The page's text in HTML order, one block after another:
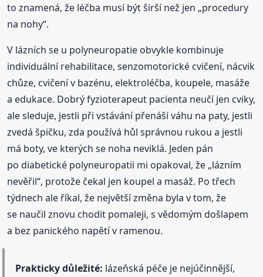
to znamená, že léčba musí být širší než jen „procedury
na nohy“.
V lázních se u polyneuropatie obvykle kombinuje
individuální rehabilitace, senzomotorické cvičení, nácvik
chůze, cvičení v bazénu, elektroléčba, koupele, masáže
a edukace. Dobrý fyzioterapeut pacienta neučí jen cviky,
ale sleduje, jestli při vstávání přenáší váhu na paty, jestli
zvedá špičku, zda používá hůl správnou rukou a jestli
má boty, ve kterých se noha neviklá. Jeden pán
po diabetické polyneuropatii mi opakoval, že „lázním
nevěřil“, protože čekal jen koupel a masáž. Po třech
týdnech ale říkal, že největší změna byla v tom, že
se naučil znovu chodit pomaleji, s vědomým došlapem
a bez panického napětí v ramenou.
Prakticky důležité: lázeňská péče je nejúčinnější,